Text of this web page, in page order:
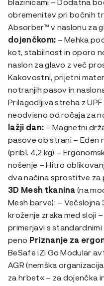
obremenitev pri bočnih
Absorber™ v naslonu za
dojenčkom: – Mehka
kot, stabilnost in oporo
naslon za glavo z več
Kakovostni, prijetni
notranjih pasov in
Prilagodljiva streha z
neodvisno od ročaja za
lažji dan: – Magnetni
pasove ob strani – Eden
(pribl. 4,2 kg) –
nošenje – Hitro
dva načina sprostitve za
3D Mesh tkanina(na
Mesh barve): –
kroženje zraka med sloji
primerjavi s standardnimi
peno Priznanje za
BeSafe iZi Go Modular
AGR (nemška
za hrbet« – za dojenčka